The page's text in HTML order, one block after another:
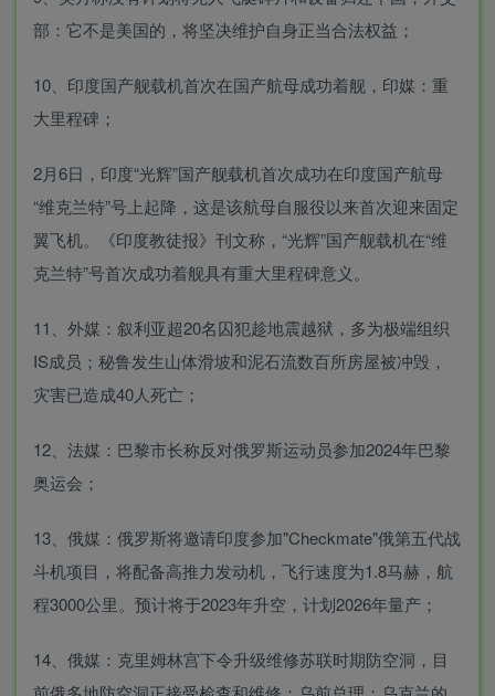
部：它不是美国的，将坚决维护自身正当合法权益；
10、印度国产舰载机首次在国产航母成功着舰，印媒：重
大里程碑；
2月6日，印度“光辉”国产舰载机首次成功在印度国产航母
“维克兰特”号上起降，这是该航母自服役以来首次迎来固定
翼飞机。《印度教徒报》刊文称，“光辉”国产舰载机在“维
克兰特”号首次成功着舰具有重大里程碑意义。
11、外媒：叙利亚超20名囚犯趁地震越狱，多为极端组织
IS成员；秘鲁发生山体滑坡和泥石流数百所房屋被冲毁，
灾害已造成40人死亡；
12、法媒：巴黎市长称反对俄罗斯运动员参加2024年巴黎
奥运会；
13、俄媒：俄罗斯将邀请印度参加"Checkmate"俄第五代战
斗机项目，将配备高推力发动机，飞行速度为1.8马赫，航
程3000公里。预计将于2023年升空，计划2026年量产；
14、俄媒：克里姆林宫下令升级维修苏联时期防空洞，目